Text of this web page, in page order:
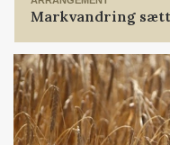
Markvandring